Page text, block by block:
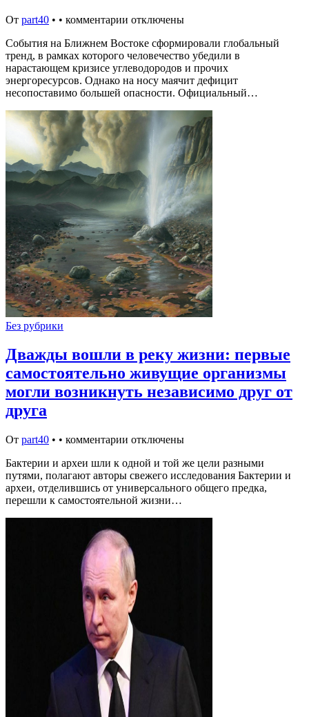
От part40 • • комментарии отключены
События на Ближнем Востоке сформировали глобальный
тренд, в рамках которого человечество убедили в
нарастающем кризисе углеводородов и прочих
энергоресурсов. Однако на носу маячит дефицит
несопоставимо большей опасности. Официальный…
Без рубрики
Дважды вошли в реку жизни: первые
самостоятельно живущие организмы
могли возникнуть независимо друг от
друга
От part40 • • комментарии отключены
Бактерии и археи шли к одной и той же цели разными
путями, полагают авторы свежего исследования Бактерии и
археи, отделившись от универсального общего предка,
перешли к самостоятельной жизни…